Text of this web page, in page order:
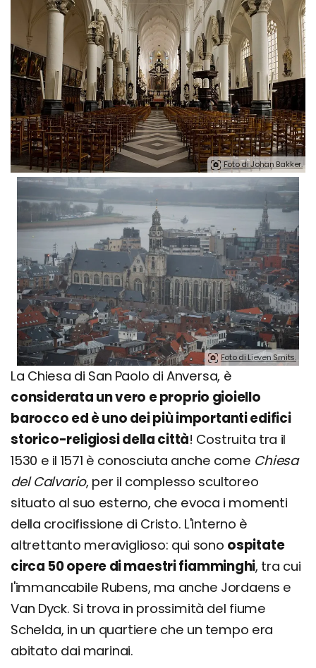
Foto di Johan Bakker.
Foto di Lieven Smits.
La Chiesa di San Paolo di Anversa, è
considerata un vero e proprio gioiello
barocco ed è uno dei più importanti edifici
storico-religiosi della città! Costruita tra il
1530 e il 1571 è conosciuta anche come Chiesa
del Calvario, per il complesso scultoreo
situato al suo esterno, che evoca i momenti
della crocifissione di Cristo. L'interno è
altrettanto meraviglioso: qui sono ospitate
circa 50 opere di maestri fiamminghi, tra cui
l'immancabile Rubens, ma anche Jordaens e
Van Dyck. Si trova in prossimità del fiume
Schelda, in un quartiere che un tempo era
abitato dai marinai.